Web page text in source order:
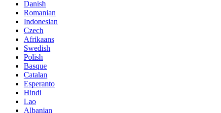
Danish
Romanian
Indonesian
Czech
Afrikaans
Swedish
Polish
Basque
Catalan
Esperanto
Hindi
Lao
Albanian